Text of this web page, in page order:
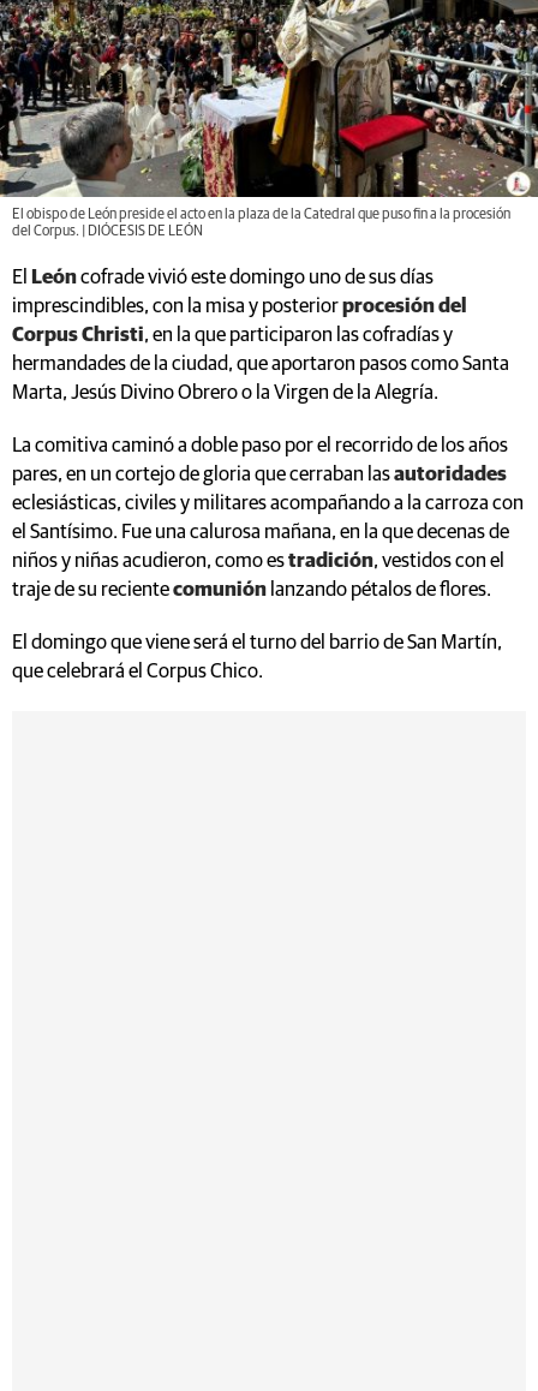
El obispo de León preside el acto en la plaza de la Catedral que puso fin a la procesión
del Corpus. | DIÓCESIS DE LEÓN
El Leóncofrade vivió este domingo uno de sus días
imprescindibles, con la misa y posteriorprocesión del
Corpus Christi, en la que participaron las cofradías y
hermandades de la ciudad, que aportaron pasos como Santa
Marta, Jesús Divino Obrero o la Virgen de la Alegría.
La comitiva caminó a doble paso por el recorrido de los años
pares, en un cortejo de gloria que cerraban lasautoridades
eclesiásticas, civiles y militares acompañando a la carroza con
el Santísimo. Fue una calurosa mañana, en la que decenas de
niños y niñas acudieron, como estradición, vestidos con el
traje de su recientecomunión lanzando pétalos de flores.
El domingo que viene será el turno del barrio de San Martín,
que celebrará el Corpus Chico.